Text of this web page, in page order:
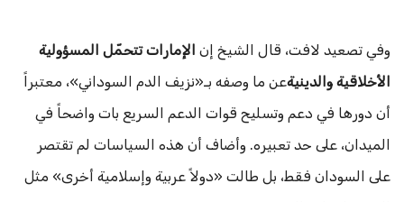
وفي تصعيد لافت، قال الشيخ إن الإمارات تتحمّل المسؤولية
الأخلاقية والدينيةعن ما وصفه بـ«نزيف الدم السوداني»، معتبراً
أن دورها في دعم وتسليح قوات الدعم السريع بات واضحاً في
الميدان، على حد تعبيره. وأضاف أن هذه السياسات لم تقتصر
على السودان فقط، بل طالت «دولاً عربية وإسلامية أخرى» مثل